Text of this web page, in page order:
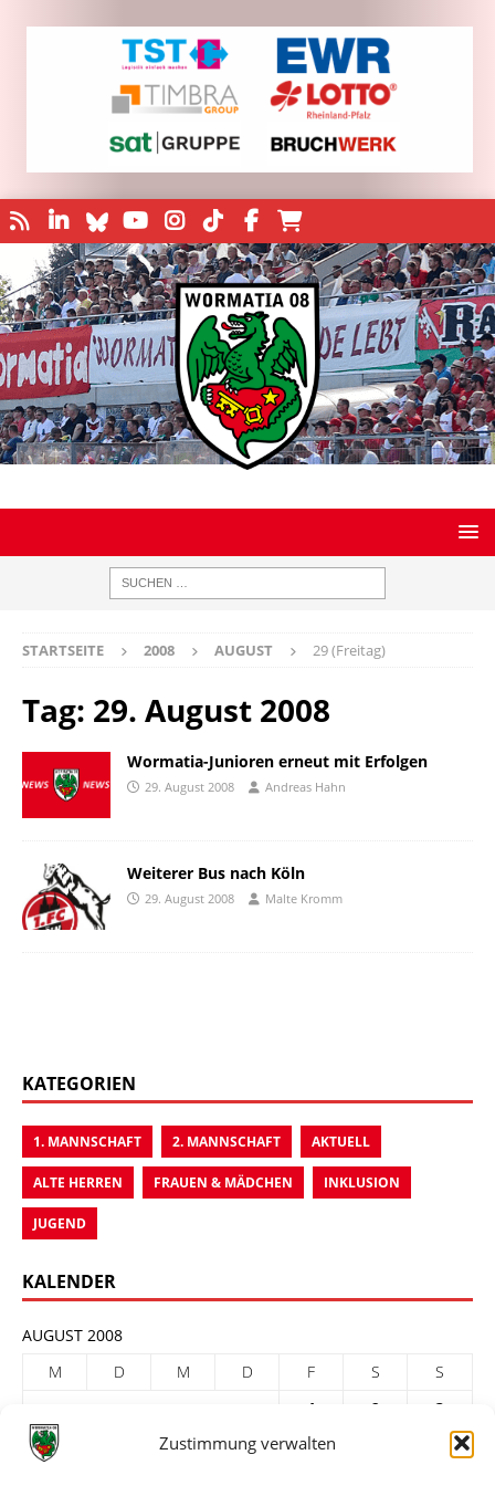
Zustimmung verwalten
STARTSEITE 2008 AUGUST 29 (Freitag)
Tag: 29. August 2008
Wormatia-Junioren erneut mit Erfolgen
29. August 2008 Andreas Hahn
Weiterer Bus nach Köln
29. August 2008 Malte Kromm
KATEGORIEN
1. MANNSCHAFT 2. MANNSCHAFT AKTUELL
ALTE HERREN FRAUEN & MÄDCHEN INKLUSION
JUGEND
KALENDER
AUGUST 2008
M
D M D F S
S
1
2
3
4
6 7 8